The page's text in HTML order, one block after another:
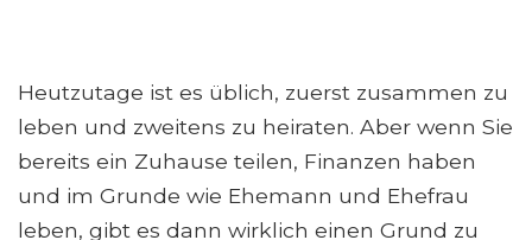
Heutzutage ist es üblich, zuerst zusammen zu
leben und zweitens zu heiraten. Aber wenn Sie
bereits ein Zuhause teilen, Finanzen haben
und im Grunde wie Ehemann und Ehefrau
leben, gibt es dann wirklich einen Grund zu